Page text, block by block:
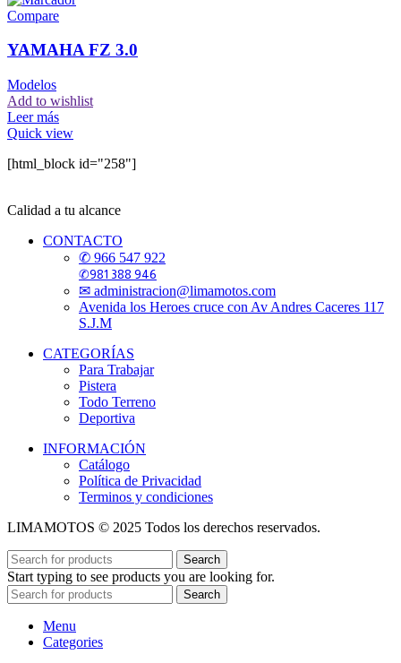
Compare
YAMAHA FZ 3.0
Modelos
Add to wishlist
Leer más
Quick view
[html_block id="258"]
Calidad a tu alcance
CONTACTO
✆ 966 547 922
✆981 388 946
✉ administracion@limamotos.com
Avenida los Heroes cruce con Av Andres Caceres 117
S.J.M
CATEGORÍAS
Para Trabajar
Pistera
Todo Terreno
Deportiva
INFORMACIÓN
Catálogo
Política de Privacidad
Terminos y condiciones
LIMAMOTOS © 2025 Todos los derechos reservados.
Search
Start typing to see products you are looking for.
Search
Menu
Categories